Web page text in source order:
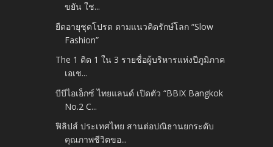
ขยัน ใช...
ยืดอายุชุดโปรด ตามแนวคิดรักษ์โลก “Slow
Fashion”
The 1 ติด 1 ใน 3 รายชื่อผู้บริหารแห่งปีภูมิภาค
เอเช...
บีบีไอเอ็กซ์ ไทยแลนด์ เปิดตัว “BBIX Bangkok
No.2 C...
ฟิลิปส์ ประเทศไทย สานต่อปณิธานยกระดับ
คุณภาพชีวิตขอ...